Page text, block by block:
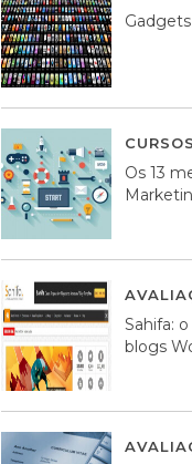
Os 13
Sahifa:
blogs